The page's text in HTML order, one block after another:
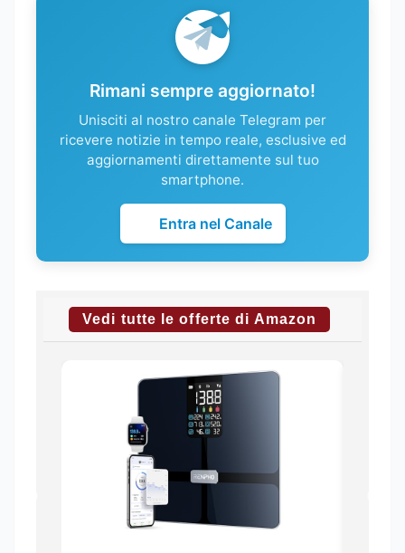
Rimani sempre aggiornato!
Unisciti al nostro canale Telegram per
ricevere notizie in tempo reale, esclusive ed
aggiornamenti direttamente sul tuo
smartphone.
Entra nel Canale